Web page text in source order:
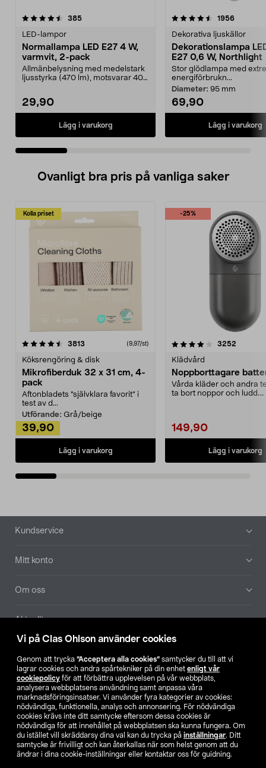
Vi på Clas Ohlson använder cookies
Genom att trycka ”Acceptera alla cookies” samtycker du till att vi
lagrar cookies och andra spårtekniker på din enhet enligt vår
cookiepolicy för att förbättra upplevelsen på vår webbplats,
analysera webbplatsens användning samt anpassa våra
marknadsföringsinsatser. Vi använder fyra kategorier av cookies:
nödvändiga, funktionella, analys och annonsering. För nödvändiga
cookies krävs inte ditt samtycke eftersom dessa cookies är
nödvändiga för att innehållet på webbplatsen ska kunna fungera. Om
du istället vill skräddarsy dina val kan du trycka på inställningar. Ditt
samtycke är frivilligt och kan återkallas när som helst genom att du
ändrar i dina cookie-inställningar eller kontaktar oss för guidning.
385recensioner
LED-lampor
Normallampa LED E27 4 W,
varmvit, 2-pack
Allmänbelysning med medelstark
ljusstyrka (470 lm), motsvarar 40
29,90
Lägg i varukorg
4.5 av 5 stjärnor 1956
Dekorativa ljuskällor
Dekorationslampa
E27 0,6 W, Northlight
Stor glödlampa med
energiförbrukn...
Diameter: 95 mm
69,90
Lägg i varukorg
4.5 av 5 stjärnor
Ovanligt bra pris på vanliga saker
Kolla priset
3813 (9,97/st)
Köksrengöring & disk
Mikrofiberduk 32 x 31 cm, 4-
pack
Aftonbladets "självklara favorit” i
test av d...
Utförande: Grå/beige
39,90
Lägg i varukorg
-25%
4.0av 5 stjärnor 3252
Klädvård
Noppborttagare
Vårda kläder och andra
ta bort noppor och ludd.
149,90
Lägg i varukorg
4.5av 5 stjärnor
Sidfot
Kundservice
Mitt konto
Om oss
Aktuellt
Hitta butik
SE NO FI